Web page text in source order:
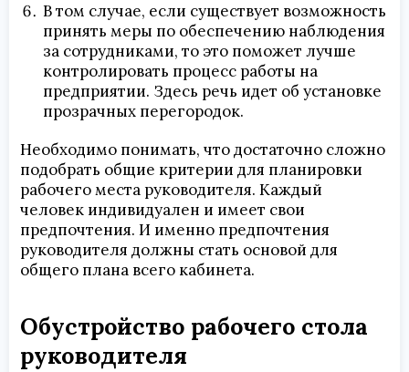
В том случае, если существует возможность
принять меры по обеспечению наблюдения
за сотрудниками, то это поможет лучше
контролировать процесс работы на
предприятии. Здесь речь идет об установке
прозрачных перегородок.
Необходимо понимать, что достаточно сложно
подобрать общие критерии для планировки
рабочего места руководителя. Каждый
человек индивидуален и имеет свои
предпочтения. И именно предпочтения
руководителя должны стать основой для
общего плана всего кабинета.
Обустройство рабочего стола
руководителя